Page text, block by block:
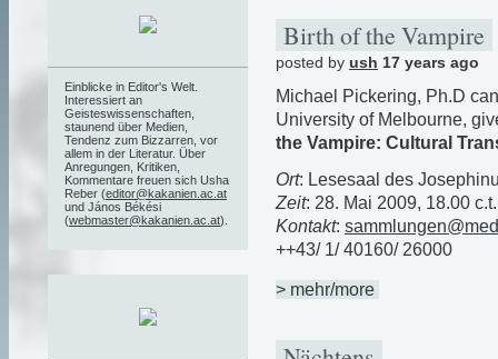
Birth of the Vampire
posted by ush 17 years ago
Michael Pickering, Ph.D
University of Melbourne,
the Vampire: Cultural
Ort: Lesesaal des
Zeit: 28. Mai 2009, 18.00 c.t.
Kontakt:
++43/ 1/ 40160/ 26000
> mehr/more
Einblicke in Editor's Welt.
Interessiert an
Geisteswissenschaften,
staunend über Medien,
Tendenz zum Bizzarren, vor
allem in der Literatur. Über
Anregungen, Kritiken,
Kommentare freuen sich Usha
Reber (editor@kakanien.ac.at
und János Békési
(webmaster@kakanien.ac.at).